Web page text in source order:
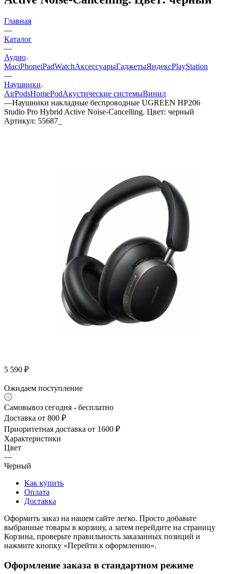
Главная
—
Каталог
—
Аудио
MaciPhoneiPadWatchАксессуарыГаджетыЯндексPlayStation
—
Наушники
AirPodsHomePodАкустические системыВинил
—Наушники накладные беспроводные UGREEN HP206
Studio Pro Hybrid Active Noise-Cancelling. Цвет: черный
Артикул: 55687_
5 590 ₽
Ожидаем поступление
Самовывоз сегодня - бесплатно
Доставка от 800 ₽
Приоритетная доставка от 1600 ₽
Характеристики
Цвет
—
Черный
Как купить
Оплата
Доставка
Оформить заказ на нашем сайте легко. Просто добавьте
выбранные товары в корзину, а затем перейдите на страницу
Корзина, проверьте правильность заказанных позиций и
нажмите кнопку «Перейти к оформлению».
Оформление заказа в стандартном режиме